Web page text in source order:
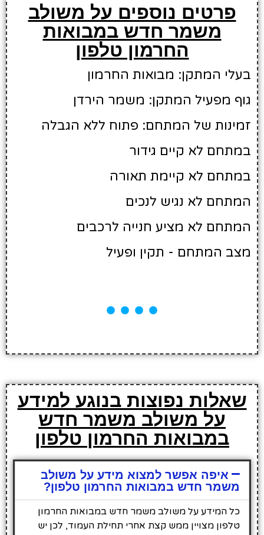
פרטים נוספים על משולב
משמר חדש במבואות
החרמון טלפון
בעלי המתקן: מבואות החרמון
גוף מפעיל המתקן: משמר הירדן
זמינות של המתחם: פתוח ללא הגבלה
במתחם לא קיים גידור
במתחם לא קיימת תאורה
המתחם לא נגיש לנכים
המתחם לא מציע חנייה לרכבים
מצב המתחם - תקין ופעיל
שאלות נפוצות בנוגע למידע
על משולב משמר חדש
במבואות החרמון טלפון
איפה אפשר למצוא מידע על משולב
משמר חדש במבואות החרמון טלפון?
כל המידע על משולב משמר חדש במבואות החרמון
טלפון מצויין ממש קצת אחרי תחילת העמוד, לכן יש